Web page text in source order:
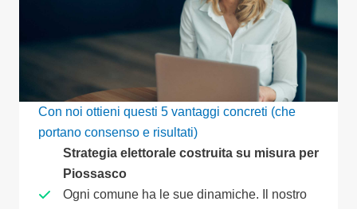
Con noi ottieni questi 5 vantaggi concreti (che
portano consenso e risultati)
Strategia elettorale costruita su misura per
Piossasco
Ogni comune ha le sue dinamiche. Il nostro